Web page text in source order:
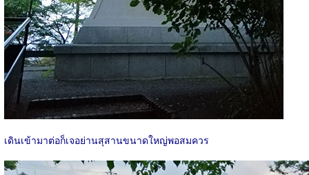
เดินเข้ามาต่อก็เจอย่านสุสานขนาดใหญ่พอสมควร